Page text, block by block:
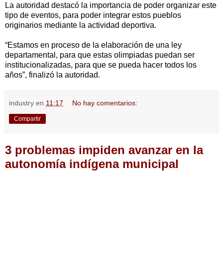
La autoridad destacó la importancia de poder organizar este
tipo de eventos, para poder integrar estos pueblos
originarios mediante la actividad deportiva.
“Estamos en proceso de la elaboración de una ley
departamental, para que estas olimpiadas puedan ser
institucionalizadas, para que se pueda hacer todos los
años”, finalizó la autoridad.
industry en 11:17 No hay comentarios:
Compartir
3 problemas impiden avanzar en la
autonomía indígena municipal